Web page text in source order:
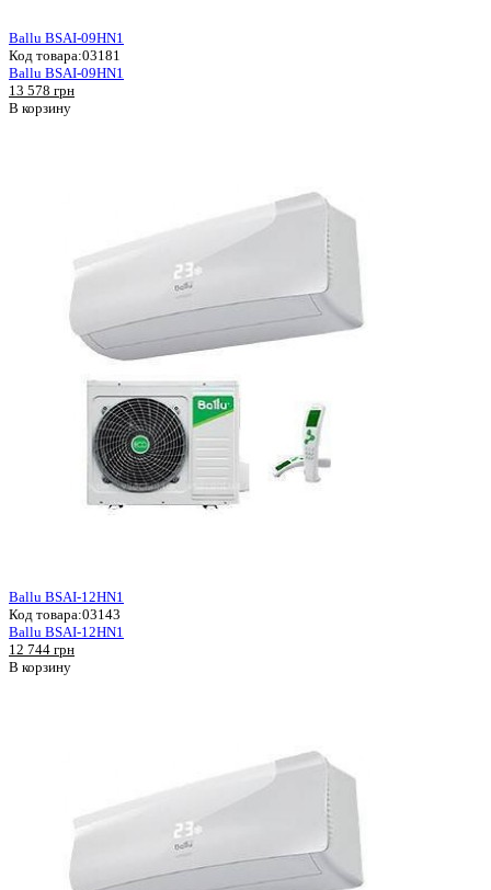
Ballu BSAI-09HN1
Код товара:03181
Ballu BSAI-09HN1
13 578 грн
В корзину
Ballu BSAI-12HN1
Код товара:03143
Ballu BSAI-12HN1
12 744 грн
В корзину